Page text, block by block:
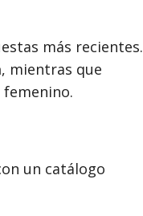
más recientes.
, mientras que
un catálogo